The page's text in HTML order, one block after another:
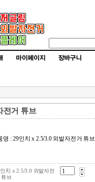
전거 튜브
명 : 29인치 x 2.5/3.0 외발자전거 튜브
치 x 2.5/3.0 외발자전
튜브